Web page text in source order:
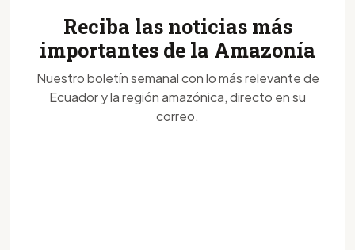
Reciba las noticias más
importantes de la Amazonía
Nuestro boletín semanal con lo más relevante de
Ecuador y la región amazónica, directo en su
correo.